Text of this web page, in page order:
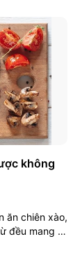
không
ăn chiên xào,
đều mang lại